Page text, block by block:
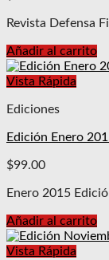
Revista Defensa
Añadir al carrito
Vista Rápida
Ediciones
Edición Enero
$99.00
Enero 2015
Añadir al carrito
Vista Rápida